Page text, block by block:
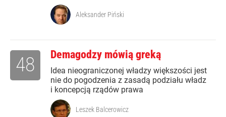
Aleksander Piński
Demagodzy mówią greką
Idea nieograniczonej władzy większości jest
nie do pogodzenia z zasadą podziału władz
i koncepcją rządów prawa
48
Leszek Balcerowicz